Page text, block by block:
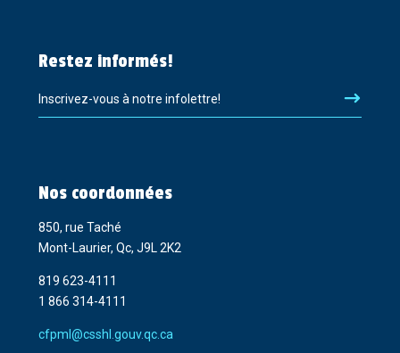
Restez informés!
Inscrivez-vous à notre infolettre!
Nos coordonnées
850, rue Taché
Mont-Laurier, Qc, J9L 2K2
819 623-4111
1 866 314-4111
cfpml@csshl.gouv.qc.ca